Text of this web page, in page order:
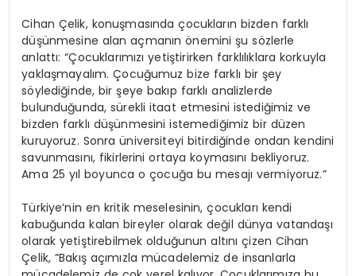
Cihan Çelik, konuşmasında çocukların bizden farklı
düşünmesine alan açmanın önemini şu sözlerle
anlattı: “Çocuklarımızı yetiştirirken farklılıklara korkuyla
yaklaşmayalım. Çocuğumuz bize farklı bir şey
söylediğinde, bir şeye bakıp farklı analizlerde
bulunduğunda, sürekli itaat etmesini istediğimiz ve
bizden farklı düşünmesini istemediğimiz bir düzen
kuruyoruz. Sonra üniversiteyi bitirdiğinde ondan kendini
savunmasını, fikirlerini ortaya koymasını bekliyoruz.
Ama 25 yıl boyunca o çocuğa bu mesajı vermiyoruz.”
Türkiye’nin en kritik meselesinin, çocukları kendi
kabuğunda kalan bireyler olarak değil dünya vatandaşı
olarak yetiştirebilmek olduğunun altını çizen Cihan
Çelik, “Bakış açımızla mücadelemiz de insanlarla